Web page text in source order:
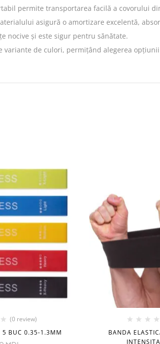
permite transportarea facilă a covorului
asigură o amortizare excelentă,
nocive și este sigur pentru sănătate.
variante de culori, permițând alegerea
(0 review)
5 BUC 0.35-1.3MM
BANDA